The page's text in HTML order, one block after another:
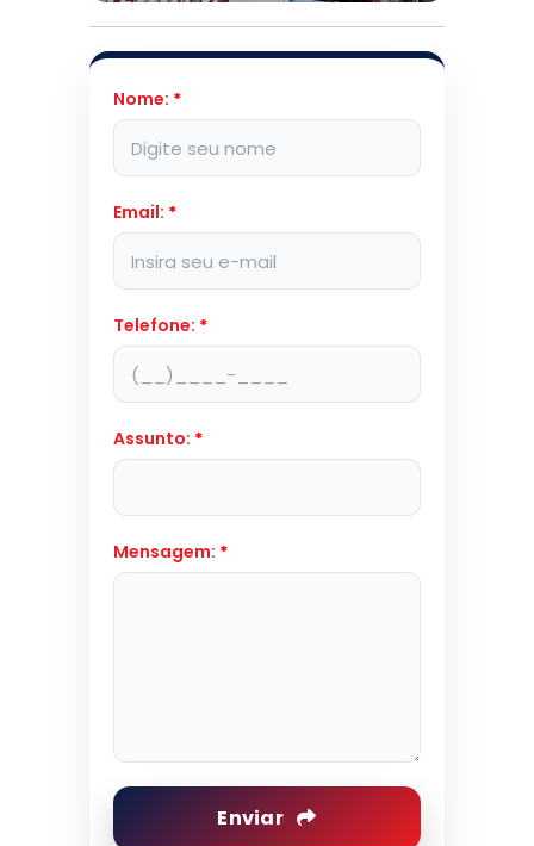
Nome: *
Email: *
Telefone: *
Assunto: *
Mensagem: *
Enviar